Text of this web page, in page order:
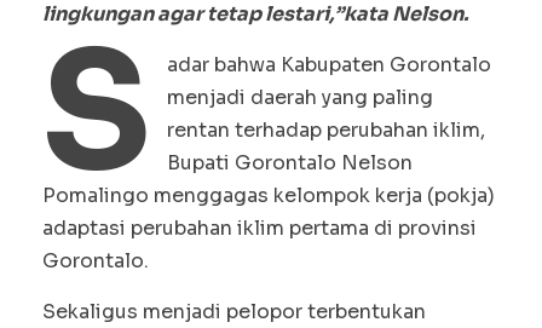
lingkungan agar tetap lestari,”kata Nelson.
S
adar bahwa Kabupaten Gorontalo
menjadi daerah yang paling
rentan terhadap perubahan iklim,
Bupati Gorontalo Nelson
Pomalingo menggagas kelompok kerja (pokja)
adaptasi perubahan iklim pertama di provinsi
Gorontalo.
Sekaligus menjadi pelopor terbentukan